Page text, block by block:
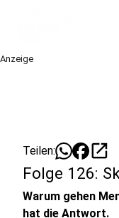
Anzeige
Teilen: open_in_new
Folge 126:
Warum gehen
hat die Antwort.